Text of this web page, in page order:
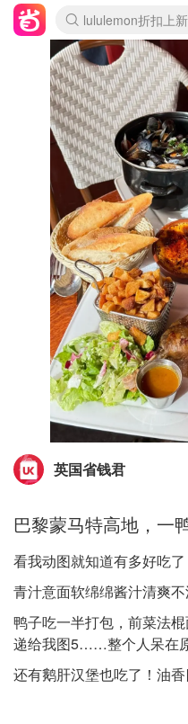
lululemon折扣上新
Sasa美妆护肤3.5折
SSENSE年中3折
FreshBeauty好价
Cettire降价+叠9折
Farfetch折上8折
WWS Coles超市实
viagogo二手票捡漏
Myer清仓1折起
The Outnet奢牌1折
David Jones 3折起
Flannels大牌1折
Perfumes Club护
AMIRO返校季6.2折
Oweek抽奖送
Amazon折扣汇总
eToro入金$200送
Amazon数码好物
ICONIC本周7.5折
ThedoubleF高奢地
Moose Knuckles 6
丝芙兰5折起
EUFY官网3.7折起
Selenichast首饰2折
Trip机票酒店促销
YSL送5件彩妆礼
Amazon家居好物
BIGBANG巡演开票
David Jones时尚3折
Amazon美妆护肤
雅漾大喷$8
过敏原检测盒$33
伊索独家赠50ml沐
科颜氏清仓3折
SEALIFE海洋馆门
丝塔芙大白罐$16
订阅Newsletter送
Cult Beauty 6.8折
Harrods圣诞日历
LN-CC奢牌私促3折
d'Alba空姐喷雾$16
EVE LOM套装逆天
Bernardelli独家4折
Adore Beauty 6折起
CT圣诞日历
Mytheresa奢品2.7
Luxury Escapes 9折
Currentbody美容仪
卡诗9折+赠4件礼
MOON Garden Live
ALLSAINTS美衣3折
Roborock扫地机
Tingo Life水杯$24
Valentino官网5折
CR洗发护发6.3折
英国省钱君
巴黎蒙马特高地，一
看我动图就知道有多好吃了
青汁意面软绵绵酱汁清爽
鸭子吃一半打包，前菜法
递给我图5……整个人呆在
还有鹅肝汉堡也吃了！油